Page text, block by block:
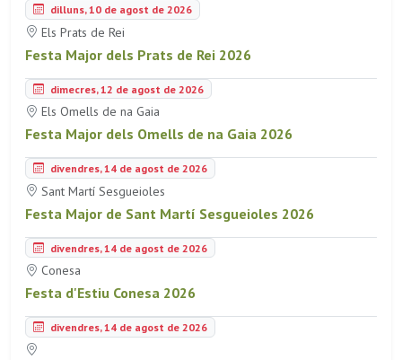
dilluns, 10 de agost de 2026
Els Prats de Rei
Festa Major dels Prats de Rei 2026
dimecres, 12 de agost de 2026
Els Omells de na Gaia
Festa Major dels Omells de na Gaia 2026
divendres, 14 de agost de 2026
Sant Martí Sesgueioles
Festa Major de Sant Martí Sesgueioles 2026
divendres, 14 de agost de 2026
Conesa
Festa d'Estiu Conesa 2026
divendres, 14 de agost de 2026